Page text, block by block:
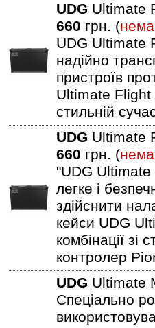
UDG Ultimate
660 грн. (
UDG Ultimate
надійно
пристроїв
Ultimate Flight
стильній
UDG Ultimate
660 грн. (
"UDG
легке і
здійснити
кейси UDG
комбінації
контролер
UDG Ultimate
Спеціально